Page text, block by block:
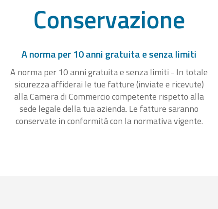
Conservazione
A norma per 10 anni gratuita e senza limiti
A norma per 10 anni gratuita e senza limiti - In totale
sicurezza affiderai le tue fatture (inviate e ricevute)
alla Camera di Commercio competente rispetto alla
sede legale della tua azienda. Le fatture saranno
conservate in conformità con la normativa vigente.